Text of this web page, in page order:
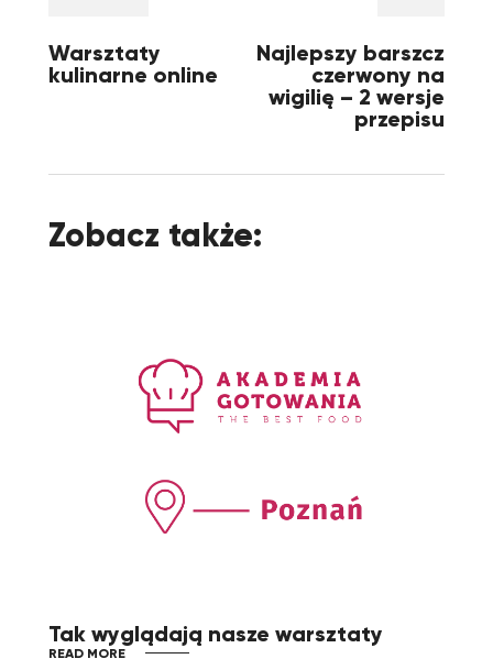
Warsztaty
kulinarne online
Najlepszy barszcz
czerwony na
wigilię – 2 wersje
przepisu
Zobacz także:
Tak wyglądają nasze warsztaty
READ MORE